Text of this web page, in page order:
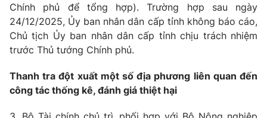
Chính phủ để tổng hợp). Trường hợp sau ngày
24/12/2025, Ủy ban nhân dân cấp tỉnh không báo cáo,
Chủ tịch Ủy ban nhân dân cấp tỉnh chịu trách nhiệm
trước Thủ tướng Chính phủ.
Thanh tra đột xuất một số địa phương liên quan đến
công tác thống kê, đánh giá thiệt hại